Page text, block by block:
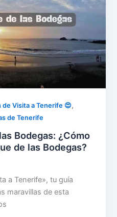
Visita a Tenerife 😍,
de Tenerife
Bodegas: ¿Cómo
de las Bodegas?
a Tenerife», tu guía
maravillas de esta